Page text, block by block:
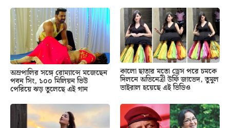
অম্রপালির সঙ্গে রোম্যান্সে মজেছেন
পবন সিং, ১০০ মিলিয়ন ভিউ
পেরিয়ে ঝড় তুলেছে এই গান
কালো ছাতার মতো ড্রেস পরে চমকে
দিলনে অভিনেত্রী উর্ফি জাভেদ, তুমুল
ভাইরাল হয়েছে এই ভিডিও